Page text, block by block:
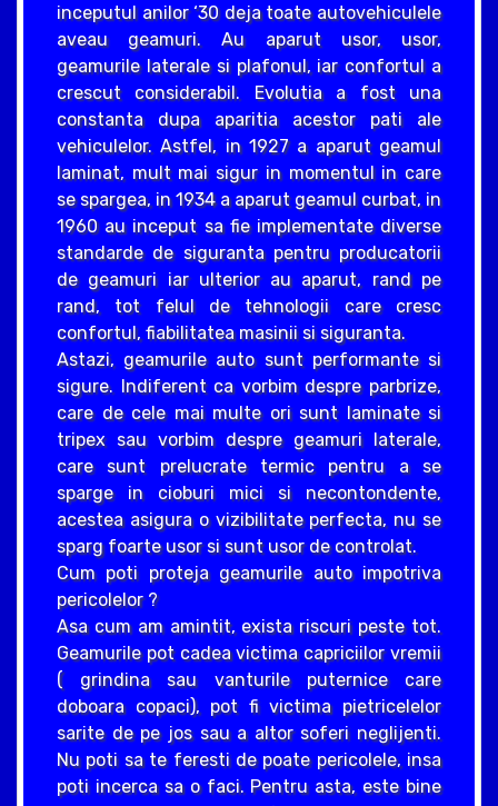
inceputul anilor ‘30 deja toate autovehiculele
aveau geamuri. Au aparut usor, usor,
geamurile laterale si plafonul, iar confortul a
crescut considerabil. Evolutia a fost una
constanta dupa aparitia acestor pati ale
vehiculelor. Astfel, in 1927 a aparut geamul
laminat, mult mai sigur in momentul in care
se spargea, in 1934 a aparut geamul curbat, in
1960 au inceput sa fie implementate diverse
standarde de siguranta pentru producatorii
de geamuri iar ulterior au aparut, rand pe
rand, tot felul de tehnologii care cresc
confortul, fiabilitatea masinii si siguranta.
Astazi, geamurile auto sunt performante si
sigure. Indiferent ca vorbim despre parbrize,
care de cele mai multe ori sunt laminate si
tripex sau vorbim despre geamuri laterale,
care sunt prelucrate termic pentru a se
sparge in cioburi mici si necontondente,
acestea asigura o vizibilitate perfecta, nu se
sparg foarte usor si sunt usor de controlat.
Cum poti proteja geamurile auto impotriva
pericolelor ?
Asa cum am amintit, exista riscuri peste tot.
Geamurile pot cadea victima capriciilor vremii
( grindina sau vanturile puternice care
doboara copaci), pot fi victima pietricelelor
sarite de pe jos sau a altor soferi neglijenti.
Nu poti sa te feresti de poate pericolele, insa
poti incerca sa o faci. Pentru asta, este bine